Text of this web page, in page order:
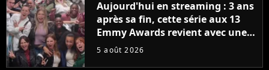
Aujourd'hui en streaming : 3 ans
après sa fin, cette série aux 13
Emmy Awards revient avec une
suite... totalement différente
5 août 2026